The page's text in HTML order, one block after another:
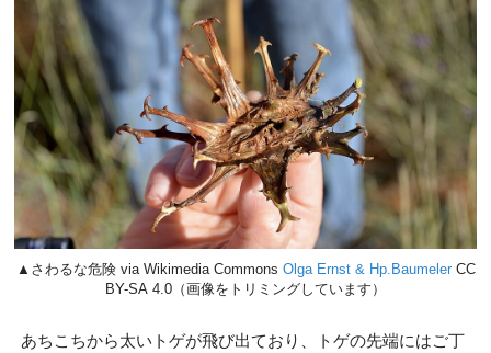
▲さわるな危険 via Wikimedia Commons Olga Ernst & Hp.BaumelerCC
BY-SA 4.0（画像をトリミングしています）
あちこちから太いトゲが飛び出ており、トゲの先端にはご丁